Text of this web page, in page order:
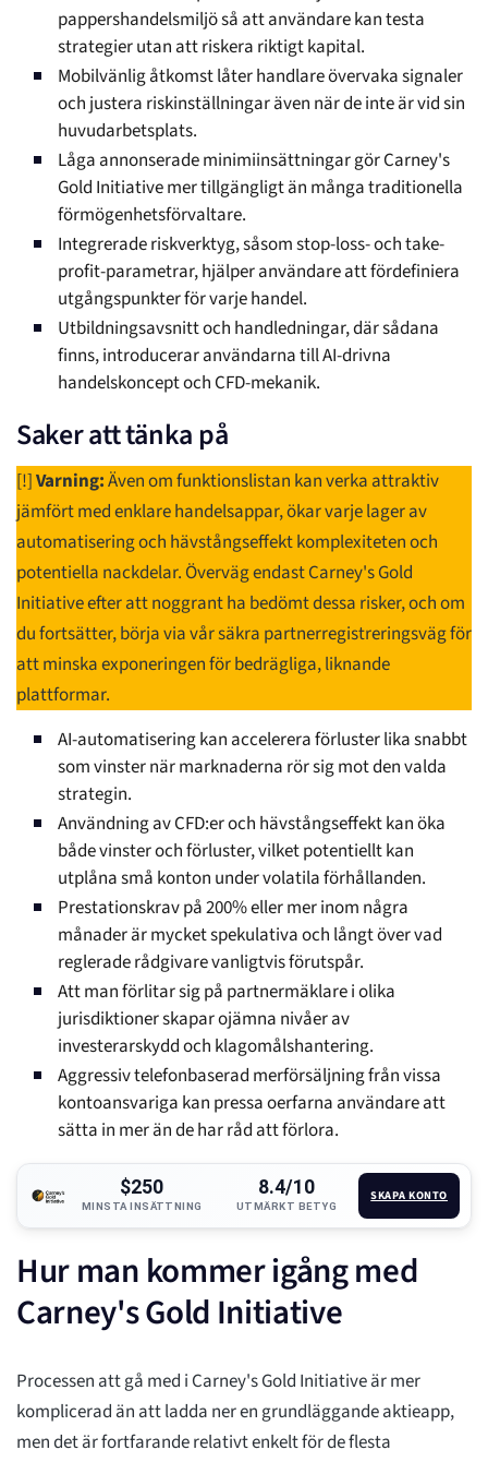
pappershandelsmiljö så att användare kan testa
strategier utan att riskera riktigt kapital.
Mobilvänlig åtkomst låter handlare övervaka signaler
och justera riskinställningar även när de inte är vid sin
huvudarbetsplats.
Låga annonserade minimiinsättningar gör Carney's
Gold Initiative mer tillgängligt än många traditionella
förmögenhetsförvaltare.
Integrerade riskverktyg, såsom stop-loss- och take-
profit-parametrar, hjälper användare att fördefiniera
utgångspunkter för varje handel.
Utbildningsavsnitt och handledningar, där sådana
finns, introducerar användarna till AI-drivna
handelskoncept och CFD-mekanik.
Saker att tänka på
[!]Varning:Även om funktionslistan kan verka attraktiv
jämfört med enklare handelsappar, ökar varje lager av
automatisering och hävstångseffekt komplexiteten och
potentiella nackdelar. Överväg endast Carney's Gold
Initiative efter att noggrant ha bedömt dessa risker, och om
du fortsätter, börja via vår säkra partnerregistreringsväg för
att minska exponeringen för bedrägliga, liknande
plattformar.
AI-automatisering kan accelerera förluster lika snabbt
som vinster när marknaderna rör sig mot den valda
strategin.
Användning av CFD:er och hävstångseffekt kan öka
både vinster och förluster, vilket potentiellt kan
utplåna små konton under volatila förhållanden.
Prestationskrav på 200% eller mer inom några
månader är mycket spekulativa och långt över vad
reglerade rådgivare vanligtvis förutspår.
Att man förlitar sig på partnermäklare i olika
jurisdiktioner skapar ojämna nivåer av
investerarskydd och klagomålshantering.
Aggressiv telefonbaserad merförsäljning från vissa
kontoansvariga kan pressa oerfarna användare att
sätta in mer än de har råd att förlora.
$250
MINSTA INSÄTTNING
8.4/10
UTMÄRKT BETYG
SKAPA KONTO
Hur man kommer igång med
Carney's Gold Initiative
Processen att gå med i Carney's Gold Initiative är mer
komplicerad än att ladda ner en grundläggande aktieapp,
men det är fortfarande relativt enkelt för de flesta